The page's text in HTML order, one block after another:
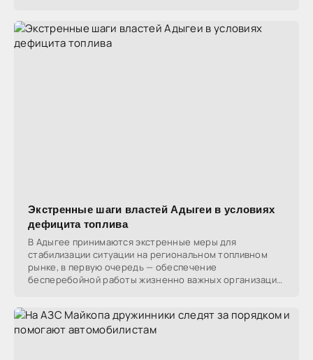
Экстренные шаги властей Адыгеи в условиях
дефицита топлива
В Адыгее принимаются экстренные меры для
стабилизации ситуации на региональном топливном
рынке, в первую очередь — обеспечение
бесперебойной работы жизненно важных организаций.